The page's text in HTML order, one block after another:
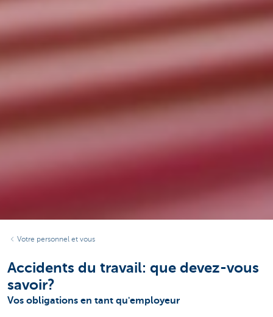
Votre personnel et vous
Accidents du travail: que devez-vous
savoir?
Vos obligations en tant qu'employeur